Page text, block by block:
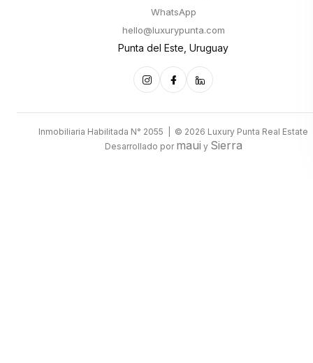
WhatsApp
hello@luxurypunta.com
Punta del Este, Uruguay
Inmobiliaria Habilitada N° 2055 | © 2026 Luxury Punta Real Estate
Desarrollado por maui y Sierra